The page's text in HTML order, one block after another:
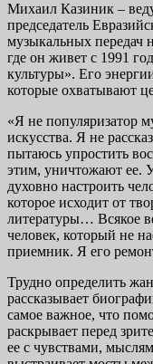
Михаил Казиник –
председатель
музыкальных передач
где он живет с 1991
культуры». Его
которые охватывают
«Я не популяризатор
искусства. Я не
пытаюсь упростить
этим, уничтожают ее.
духовно настроить
которое исходит от
литературы… Всякое
человек, который не
приемник. Я его
Трудно определить
рассказывает
самое важное, что
раскрывает перед
ее с чувствами,